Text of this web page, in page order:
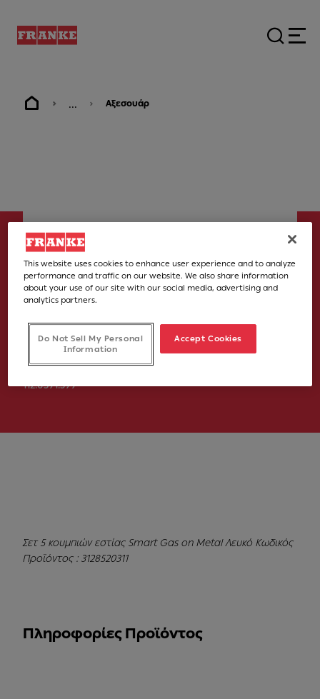
... Αξεσουάρ
Αξεσουάρ
Λευκό
Νούμερο Άρθρου
112.0591.399
Σετ 5 κουμπιών εστίας Smart Gas on Metal Λευκό Κωδικός
Προϊόντος : 3128520311
Πληροφορίες Προϊόντος
This website uses cookies to enhance user experience and to analyze
performance and traffic on our website. We also share information
about your use of our site with our social media, advertising and
analytics partners.
Do Not Sell My Personal
Information
Accept Cookies